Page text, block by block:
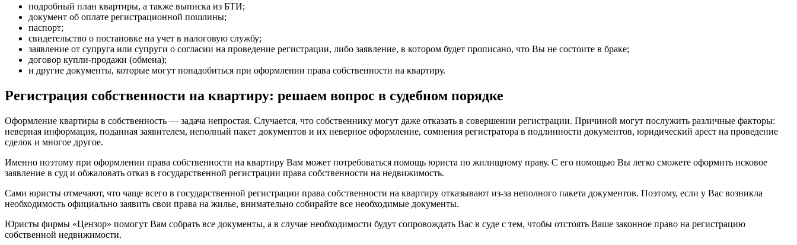
подробный план квартиры, а также выписка из БТИ;
документ об оплате регистрационной пошлины;
паспорт;
свидетельство о постановке на учет в налоговую службу;
заявление от супруга или супруги о согласии на проведение регистрации, либо заявление, в котором будет прописано, что Вы не состоите в браке;
договор купли-продажи (обмена);
и другие документы, которые могут понадобиться при оформлении права собственности на квартиру.
Регистрация собственности на квартиру: решаем вопрос в судебном порядке
Оформление квартиры в собственность — задача непростая. Случается, что собственнику могут даже отказать в совершении регистрации. Причиной могут послужить различные факторы:
неверная информация, поданная заявителем, неполный пакет документов и их неверное оформление, сомнения регистратора в подлинности документов, юридический арест на проведение
сделок и многое другое.
Именно поэтому при оформлении права собственности на квартиру Вам может потребоваться помощь юриста по жилищному праву. С его помощью Вы легко сможете оформить исковое
заявление в суд и обжаловать отказ в государственной регистрации права собственности на недвижимость.
Сами юристы отмечают, что чаще всего в государственной регистрации права собственности на квартиру отказывают из-за неполного пакета документов. Поэтому, если у Вас возникла
необходимость официально заявить свои права на жилье, внимательно собирайте все необходимые документы.
Юристы фирмы «Цензор» помогут Вам собрать все документы, а в случае необходимости будут сопровождать Вас в суде с тем, чтобы отстоять Ваше законное право на регистрацию
собственной недвижимости.